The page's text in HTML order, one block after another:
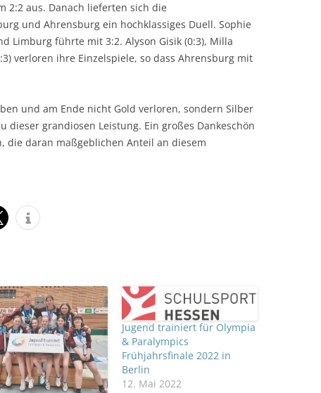
2:2 aus. Danach lieferten sich die
und Ahrensburg ein hochklassiges Duell. Sophie
Limburg führte mit 3:2. Alyson Gisik (0:3), Milla
verloren ihre Einzelspiele, so dass Ahrensburg mit
und am Ende nicht Gold verloren, sondern Silber
dieser grandiosen Leistung. Ein großes Dankeschön
die daran maßgeblichen Anteil an diesem
Jugend trainiert für Olympia
& Paralympics
Frühjahrsfinale 2022 in
Berlin
12. Mai 2022